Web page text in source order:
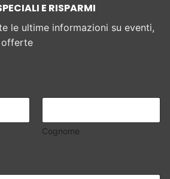
E RISPARMI
le ultime informazioni su eventi,
offerte
Cognome